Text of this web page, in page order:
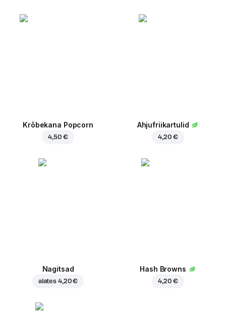
Krõbekana Popcorn
4,50 €
Ahjufriikartulid
4,20 €
Nagitsad
alates 4,20 €
Hash Browns
4,20 €